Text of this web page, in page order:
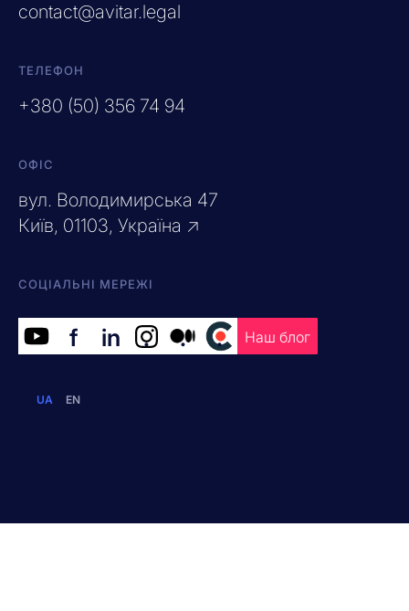
contact@avitar.legal
ТЕЛЕФОН
+380 (50) 356 74 94
ОФІС
вул. Володимирська 47
Київ, 01103, Україна ↗
СОЦІАЛЬНІ МЕРЕЖІ
f in . . . Наш блог
UA EN